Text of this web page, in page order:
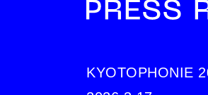
KYOTOPHONIE